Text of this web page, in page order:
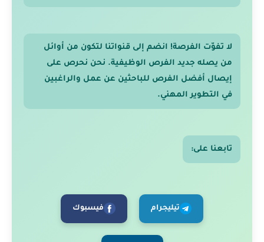
لا تفوّت الفرصة! انضم إلى قنواتنا لتكون من أوائل
من يصله جديد الفرص الوظيفية. نحن نحرص على
إيصال أفضل الفرص للباحثين عن عمل والراغبين
في التطوير المهني.
تابعنا على:
تيليجرام فيسبوك